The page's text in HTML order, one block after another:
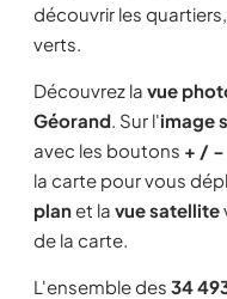
découvrir les
verts.
Découvrez la vue
Géorand. Sur l'image
avec les boutons + / −
la carte pour vous
planet la vue satellite
de la carte.
L'ensemble des 34